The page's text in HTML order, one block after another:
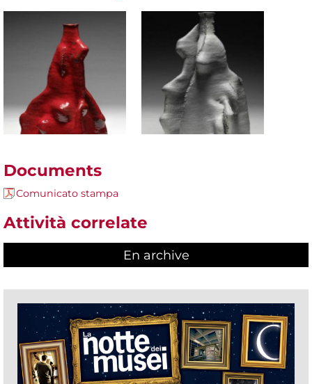
Documents
Comunicato stampa
Attività correlate
En archive